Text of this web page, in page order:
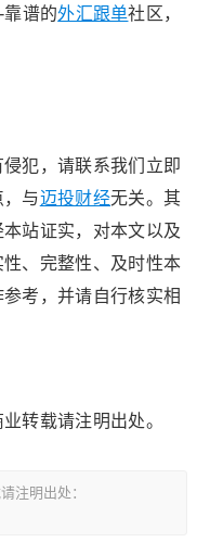
靠谱的外汇跟单社区，
犯，请联系我们立即
与迈投财经无关。其
站证实，对本文以及
、完整性、及时性本
考，并请自行核实相
转载请注明出处。
注明出处：